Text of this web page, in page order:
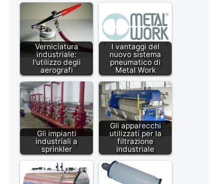
Verniciatura
industriale:
l'utilizzo degli
aerografi
I vantaggi del
nuovo sistema
pneumatico di
Metal Work
Gli impianti
industriali a
sprinkler
Gli apparecchi
utilizzati per la
filtrazione
industriale